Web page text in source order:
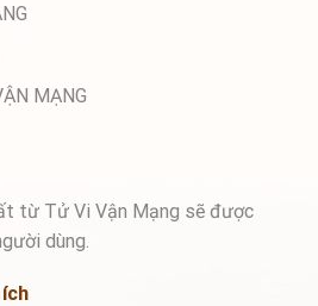
MẠNG
từ Tử Vi Vận Mạng sẽ được
dùng.